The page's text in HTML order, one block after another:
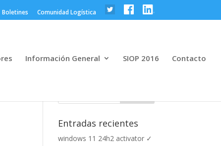
Boletines Comunidad Logística
Información General SIOP 2016 Contacto
Entradas recientes
windows 11 24h2 activator ✓